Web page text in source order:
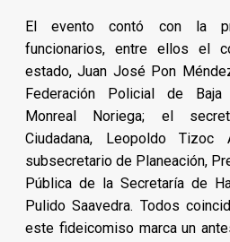
El evento contó con la
funcionarios, entre ellos el
estado, Juan José Pon
Federación Policial de Baja
Monreal Noriega; el
Ciudadana, Leopoldo
subsecretario de Planeación,
Pública de la Secretaría de
Pulido Saavedra. Todos
este fideicomiso marca un